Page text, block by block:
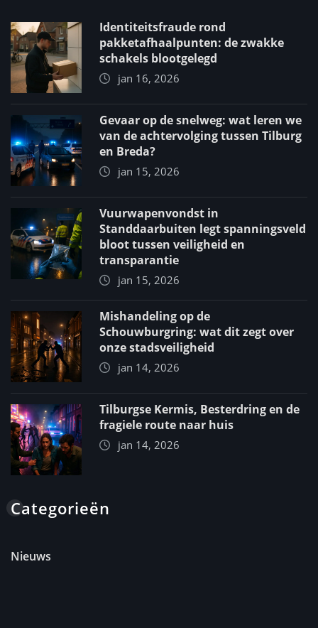
Identiteitsfraude rond
pakketafhaalpunten: de zwakke
schakels blootgelegd
jan 16, 2026
Gevaar op de snelweg: wat leren we
van de achtervolging tussen Tilburg
en Breda?
jan 15, 2026
Vuurwapenvondst in
Standdaarbuiten legt spanningsveld
bloot tussen veiligheid en
transparantie
jan 15, 2026
Mishandeling op de
Schouwburgring: wat dit zegt over
onze stadsveiligheid
jan 14, 2026
Tilburgse Kermis, Besterdring en de
fragiele route naar huis
jan 14, 2026
Categorieën
Nieuws